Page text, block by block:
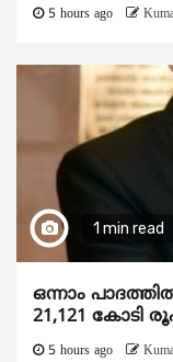
5 hours ago
1 min read
ഒന്നാം
21,121 കോടി
5 hours ago